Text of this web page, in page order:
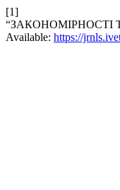
[1]
“ЗАКОНОМІРНОСТІ
Available: https://